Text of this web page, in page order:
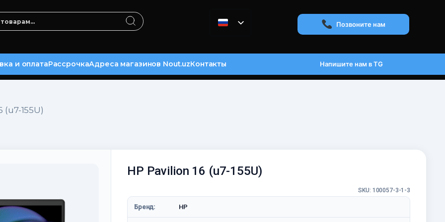
Позвоните нам
и оплатаРассрочкаАдреса магазинов Nout.uzКонтакты Напишите нам в TG
(u7-155U)
HP Pavilion 16 (u7-155U)
SKU: 100057-3-1-3
Бренд: HP